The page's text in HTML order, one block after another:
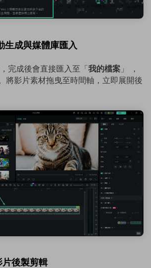
生成與媒體庫匯入
完成後會直接匯入至「我的檔案 」 ，
將影片素材拖曳至時間軸，立即展開後
片後製剪輯